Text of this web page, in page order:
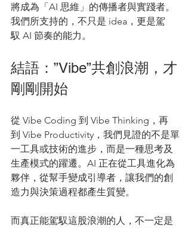
將成為「AI 思維」的傳播者與實踐者。
我們所支持的，不只是 idea，更是駕
馭 AI 節奏的能力。
結語：”Vibe”共創浪潮，才
剛剛開始
從 Vibe Coding 到 Vibe Thinking，再
到 Vibe Productivity，我們見證的不是單
一工具或技術的進步，而是一種思考及
生產模式的躍遷。AI 正在從工具進化為
夥伴，從幫手變成引導者，讓我們的創
造力與決策過程都產生質變。
而真正能駕馭這股浪潮的人，不一定是